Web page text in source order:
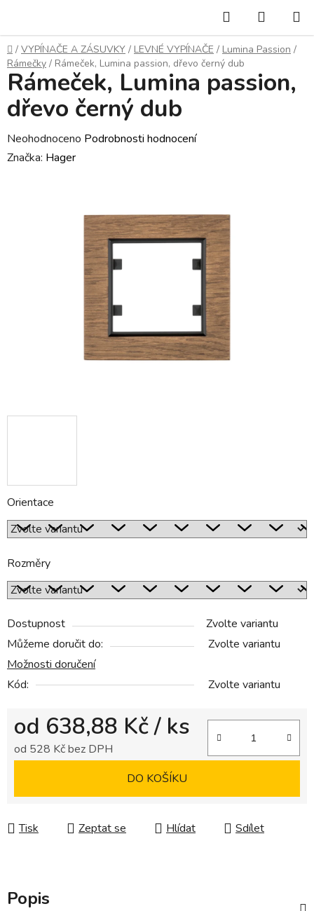
obsah
Hledat
KOŠÍK
Domů
/ VYPÍNAČE A ZÁSUVKY / LEVNÉ VYPÍNAČE / Lumina Passion /
Rámečky / Rámeček, Lumina passion, dřevo černý dub
Orientace
Rozměry
Dostupnost
Zvolte variantu
Můžeme doručit do:
Zvolte variantu
Možnosti doručení
Kód:
Zvolte variantu
od 638,88 Kč/ ks
od 528 Kčbez DPH
DO KOŠÍKU
Tisk Zeptat se Hlídat Sdílet
Rámeček, Lumina passion,
dřevo černý dub
Průměrné
hodnocení
Neohodnoceno Podrobnosti hodnocení
Značka: Hager
Popis